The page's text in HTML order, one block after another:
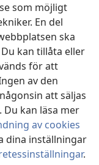
som möjligt
En del
ska
kan tillåta eller
för att
av den
att säljas
kan läsa mer
av cookies
dina inställningar
.
ska ni få ny
* och min börda
Nästa